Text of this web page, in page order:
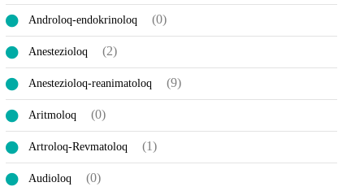
Androloq-endokrinoloq (0)
Anestezioloq (2)
Anestezioloq-reanimatoloq (9)
Aritmoloq (0)
Artroloq-Revmatoloq (1)
Audioloq (0)